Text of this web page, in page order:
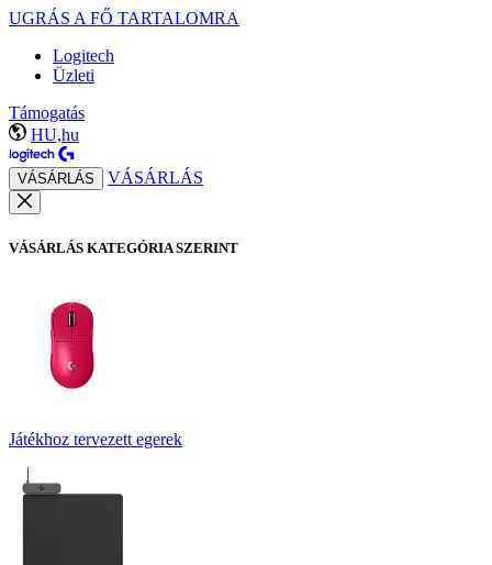
UGRÁS A FŐ TARTALOMRA
Logitech
Üzleti
Támogatás
HU,hu
VÁSÁRLÁS VÁSÁRLÁS
VÁSÁRLÁS KATEGÓRIA SZERINT
Játékhoz tervezett egerek